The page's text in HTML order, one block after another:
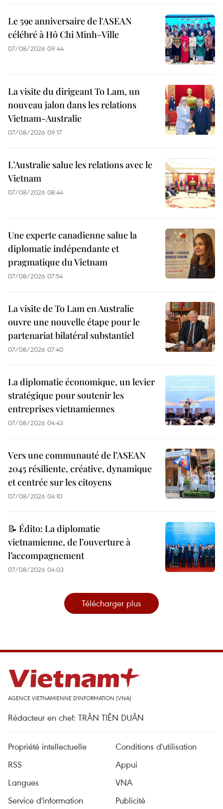
Le 59e anniversaire de l'ASEAN
célébré à Hô Chi Minh-Ville
07/08/2026 09:44
La visite du dirigeant To Lam, un
nouveau jalon dans les relations
Vietnam-Australie
07/08/2026 09:17
L’Australie salue les relations avec le
Vietnam
07/08/2026 08:44
Une experte canadienne salue la
diplomatie indépendante et
pragmatique du Vietnam
07/08/2026 07:54
La visite de To Lam en Australie
ouvre une nouvelle étape pour le
partenariat bilatéral substantiel
07/08/2026 07:40
La diplomatie économique, un levier
stratégique pour soutenir les
entreprises vietnamiennes
07/08/2026 04:43
Vers une communauté de l’ASEAN
2045 résiliente, créative, dynamique
et centrée sur les citoyens
07/08/2026 04:10
📝 Édito: La diplomatie
vietnamienne, de l’ouverture à
l’accompagnement
07/08/2026 04:03
Télécharger plus
AGENCE VIETNAMIENNE D'INFORMATION (VNA)
Rédacteur en chef: TRÂN TIÊN DUÂN
Propriété intellectuelle
Conditions d'utilisation
RSS
Appui
Langues
VNA
Service d'information
Publicité